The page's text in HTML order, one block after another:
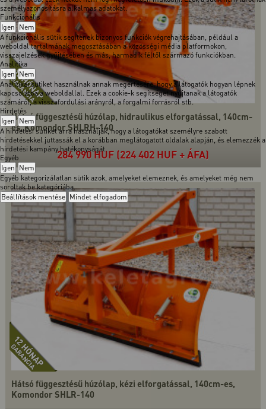
személyazonosításra alkalmas adatokat.
Funkcionális
Igen Nem
A funkcionális sütik segítenek bizonyos funkciók végrehajtásában, például a
weboldal tartalmának megosztásában a közösségi média platformokon,
visszajelzések gyűjtésében és más, harmadik féltől származó funkciókban.
Analitika
Igen Nem
Analitikai sütiket használnak annak megértésére, hogy a látogatók hogyan lépnek
kapcsolatba a weboldallal. Ezek a cookie-k segítséget nyújtanak a látogatók
számáról, a visszafordulási arányról, a forgalmi forrásról stb.
Hirdetés
Igen Nem
A hirdetési sütiket arra használják, hogy a látogatókat személyre szabott
hirdetésekkel juttassák el a korábban meglátogatott oldalak alapján, és elemezzék a
hirdetési kampány hatékonyságát.
Egyéb
Igen Nem
Egyéb kategorizálatlan sütik azok, amelyeket elemeznek, és amelyeket még nem
soroltak be kategóriába.
Beállítások mentése Mindet elfogadom
Hátsó függesztésű húzólap, hidraulikus elforgatással, 140cm-
es, Komondor SHLRH-140
284 990 HUF (224 402 HUF + ÁFA)
Hátsó függesztésű húzólap, kézi elforgatással, 140cm-es,
Komondor SHLR-140